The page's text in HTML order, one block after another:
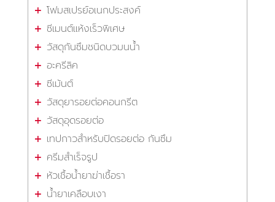
โฟมสเปรย์อเนกประสงค์
ซีเมนต์แห้งเร็วพิเศษ
วัสดุกันซึมชนิดบวมนน้ำ
อะครีลิค
ซีเม้นต์
วัสดุยารอยต่อคอนกรีต
วัสดุอุดรอยต่อ
เทปกาวสำหรับปิดรอยต่อ กันซึม
ครีมสำเร็จรูป
หัวเชื้อน้ำยาฆ่าเชื้อรา
น้ำยาเคลือบเงา